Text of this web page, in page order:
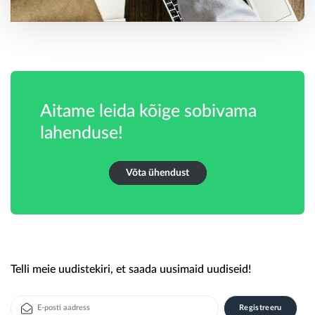
Aitame leida kõige sobivama
lahenduse!
Võta ühendust
Telli meie uudistekiri, et saada uusimaid uudiseid!